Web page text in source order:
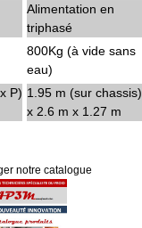
Alimentation en
triphasé
800Kg (à vide sans
eau)
P) 1.95 m (sur chassis)
x 2.6 m x 1.27 m
notre catalogue